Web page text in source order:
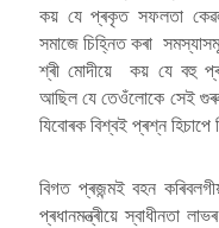
কয় যে প্ৰকৃত সফলতা কেৱল
সমাজে চিহ্নিত কৰা
শ্ৰী মোদীয়ে কয় যে বহু
আছিল যে তেওঁলোকে সেই
যিবোৰক বিশ্বই প্ৰশ্ন হিচাপে
বিগত প্ৰজন্মই বহন
প্ৰধানমন্ত্ৰীয়ে স্বাধীনতা